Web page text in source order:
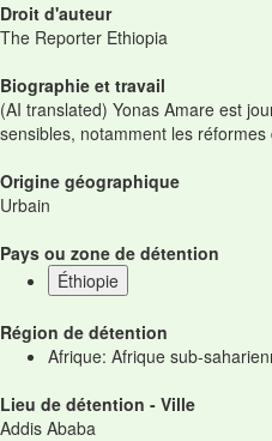
Droit d'auteur
The Reporter Ethiopia
Biographie et travail
(AI translated) Yonas Amare est
sensibles, notamment les
Origine géographique
Urbain
Pays ou zone de détention
Éthiopie
Région de détention
Afrique: Afrique sub-
Lieu de détention - Ville
Addis Ababa